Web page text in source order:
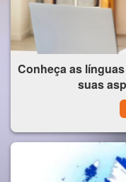
Conheça as
suas